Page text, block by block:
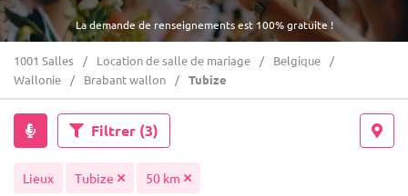
La demande de renseignements est 100% gratuite !
1001 Salles Location de salle de mariage
Belgique
Wallonie
Brabant wallon Tubize
Filtrer (3)
Lieux Tubize 50 km